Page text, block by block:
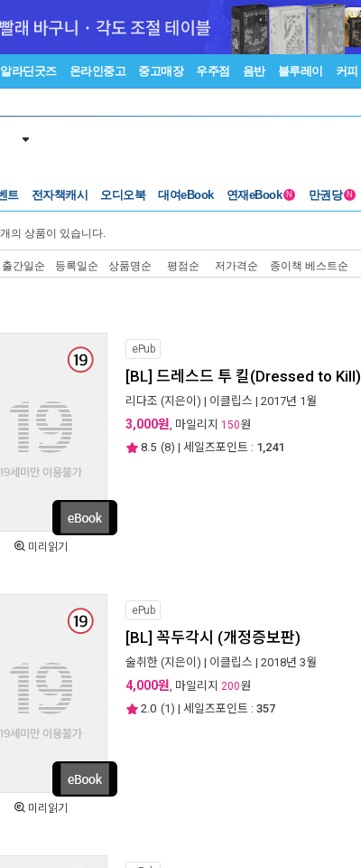
알라딘굿즈 온라인중고 중고매장 우주점 음반 블루레이 커피
트 전자책캐시 오디오북 대여eBook 연재eBook N 만권당 N
개의 상품이 있습니다.
출간일순 등록일순 상품명순 평점순 저가격순 종이책 베스트순
미리읽기
ePub
[BL] 드레스드 투 킬(Dressed to Kill)
리다조 (지은이) | 이클립스 | 2017년 1월
3,000원, 마일리지 150원
8.5 (8) | 세일즈포인트 : 1,241
미리읽기
ePub
[BL] 꼭두각시 (개정증보판)
술취한 (지은이) | 이클립스 | 2018년 3월
4,000원, 마일리지 200원
2.0 (1) | 세일즈포인트 : 357